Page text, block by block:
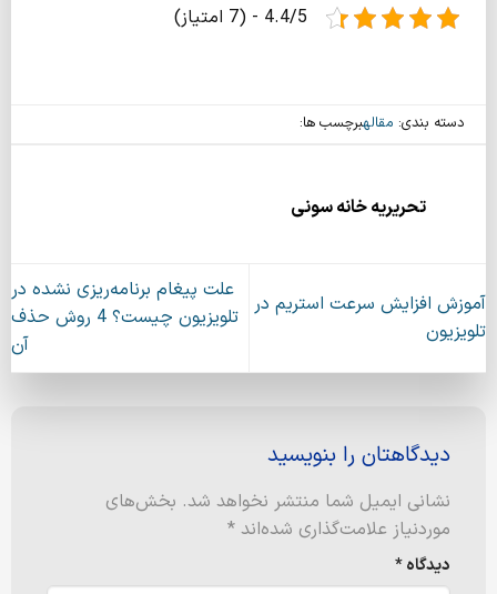
4.4/5 - (7 امتیاز)
دسته بندی: مقالهبرچسب ها:
تحریریه خانه سونی
آموزش افزایش سرعت استریم در
تلویزیون
علت پیغام برنامه‌ریزی نشده در
تلویزیون چیست؟ 4 روش حذف
آن
دیدگاهتان را بنویسید
نشانی ایمیل شما منتشر نخواهد شد. بخش‌های
موردنیاز علامت‌گذاری شده‌اند *
دیدگاه*